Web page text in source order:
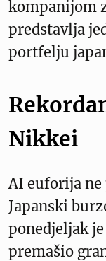
kompanijom
predstavlja
portfelju
Nikkei
AI euforija ne
Japanski
ponedjeljak
premašio